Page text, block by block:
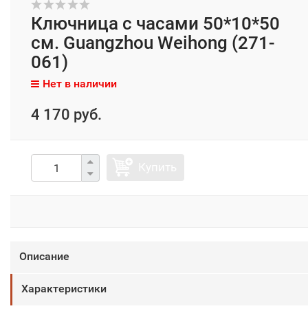
Ключница с часами 50*10*50
см. Guangzhou Weihong (271-
061)
Нет в наличии
4 170 руб.
Описание
Характеристики